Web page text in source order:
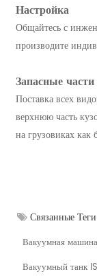
Настройка
Общайтесь с
производите
Запасные части
Поставка всех
верхнюю часть
на грузовиках как
Связанные
Вакуумная
Вакуумный танк